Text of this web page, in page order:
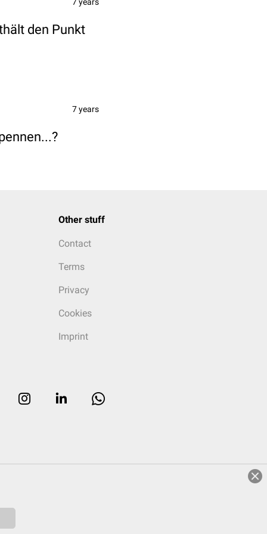
den Punkt
7 years
Other stuff
Contact
Terms
Privacy
Cookies
Imprint